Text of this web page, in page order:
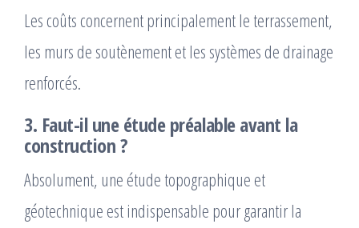
Les coûts concernent principalement le terrassement,
les murs de soutènement et les systèmes de drainage
renforcés.
3. Faut-il une étude préalable avant la
construction ?
Absolument, une étude topographique et
géotechnique est indispensable pour garantir la